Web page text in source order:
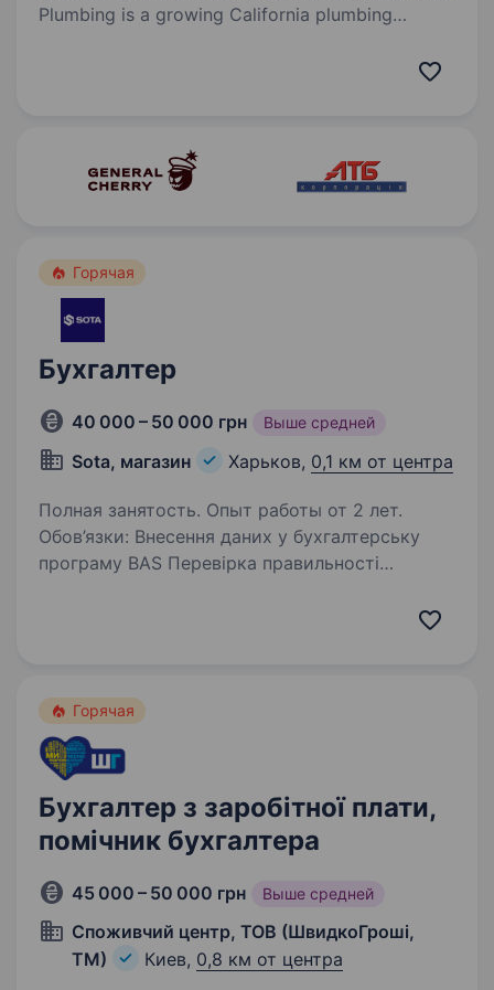
Plumbing is a growing California plumbing
Горячая
Бухгалтер
40 000 – 50 000 грн Выше средней
Sota, магазин Харьков, 0,1 км от центра
Полная занятость. Опыт работы от 2 лет.
Обов’язки: Внесення даних у бухгалтерську
програму BAS Перевірка правильності
Горячая
Бухгалтер з заробітної плати,
помічник бухгалтера
45 000 – 50 000 грн Выше средней
Споживчий центр, ТОВ (ШвидкоГроші,
ТМ)
Киев, 0,8 км от центра